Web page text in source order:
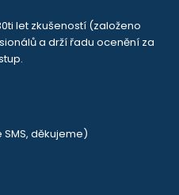
let zkušeností (založeno
a drží řadu ocenění za
děkujeme)